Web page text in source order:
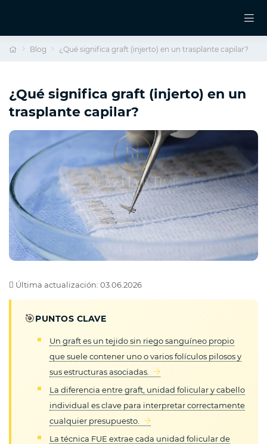
Blog ¿Qué significa graft (injerto) en un trasplante capilar?
¿Qué significa graft (injerto) en un
trasplante capilar?
Última actualización: 03.06.2026
🎯PUNTOS CLAVE
Un graft es un tejido sin riego sanguíneo propio
que suele contener uno o varios folículos pilosos y
sus estructuras asociadas.
La diferencia entre graft, unidad folicular y cabello
individual es clave para interpretar correctamente
cualquier presupuesto.
La técnica FUE extrae cada unidad folicular de